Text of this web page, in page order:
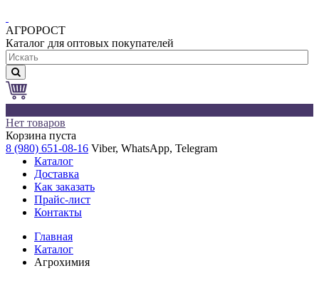
АГРОРОСТ
Каталог для оптовых покупателей
Нет товаров
Корзина пуста
8 (980) 651-08-16 Viber, WhatsApp, Telegram
Каталог
Доставка
Как заказать
Прайс-лист
Контакты
Главная
Каталог
Агрохимия